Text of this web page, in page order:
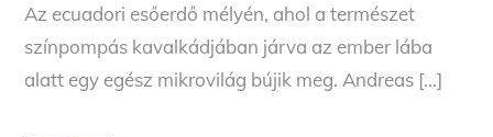
Az ecuadori esőerdő mélyén, ahol a természet
színpompás kavalkádjában járva az ember lába
alatt egy egész mikrovilág bújik meg. Andreas […]